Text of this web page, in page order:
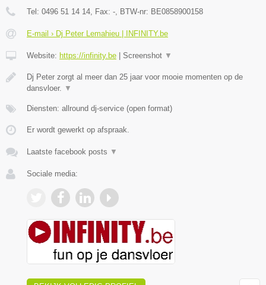
Tel: 0496 51 14 14, Fax: -, BTW-nr: BE0858900158
E-mail › Dj Peter Lemahieu | INFINITY.be
Website: https://infinity.be Screenshot ▼
Dj Peter zorgt al meer dan 25 jaar voor mooie momenten op de
dansvloer. ▼
Diensten: allround dj-service (open format)
Er wordt gewerkt op afspraak.
Laatste facebook posts ▼
Sociale media: